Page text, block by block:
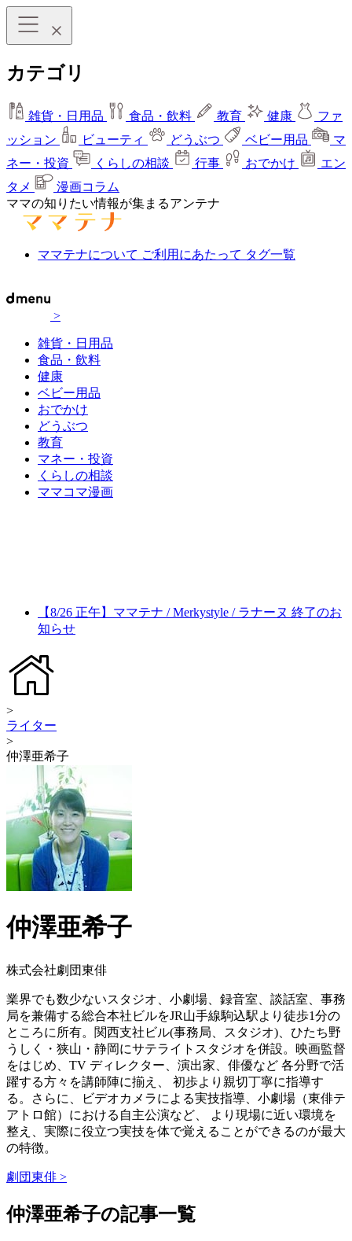
カテゴリ
雑貨・日用品 食品・飲料 教育 健康
ファ
ッション
ビューティ どうぶつ ベビー用品
マ
ネー・投資
くらしの相談 行事 おでかけ
エン
タメ
漫画コラム
ママの知りたい情報が集まるアンテナ
ママテナについて ご利用にあたって タグ一覧
>
雑貨・日用品
食品・飲料
健康
ベビー用品
おでかけ
どうぶつ
教育
マネー・投資
くらしの相談
ママコマ漫画
【8/26 正午】ママテナ / Merkystyle / ラナーヌ 終了のお
知らせ
>
ライター
>
仲澤亜希子
仲澤亜希子
株式会社劇団東俳
業界でも数少ないスタジオ、小劇場、録音室、談話室、事務
局を兼備する総合本社ビルをJR山手線駒込駅より徒歩1分の
ところに所有。関西支社ビル(事務局、スタジオ)、ひたち野
うしく・狭山・静岡にサテライトスタジオを併設。映画監督
をはじめ、TV ディレクター、演出家、俳優など 各分野で活
躍する方々を講師陣に揃え、 初歩より親切丁寧に指導す
る。さらに、ビデオカメラによる実技指導、小劇場（東俳テ
アトロ館）における自主公演など、 より現場に近い環境を
整え、実際に役立つ実技を体で覚えることができるのが最大
の特徴。
劇団東俳 >
仲澤亜希子の記事一覧